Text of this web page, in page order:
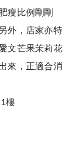
瘦比例剛剛
外，店家亦特
文芒果茉莉花
來，正適合消
樓